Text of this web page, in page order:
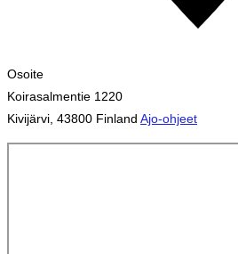
Osoite
Koirasalmentie 1220
Kivijärvi 43800 Finland Ajo-ohjeet